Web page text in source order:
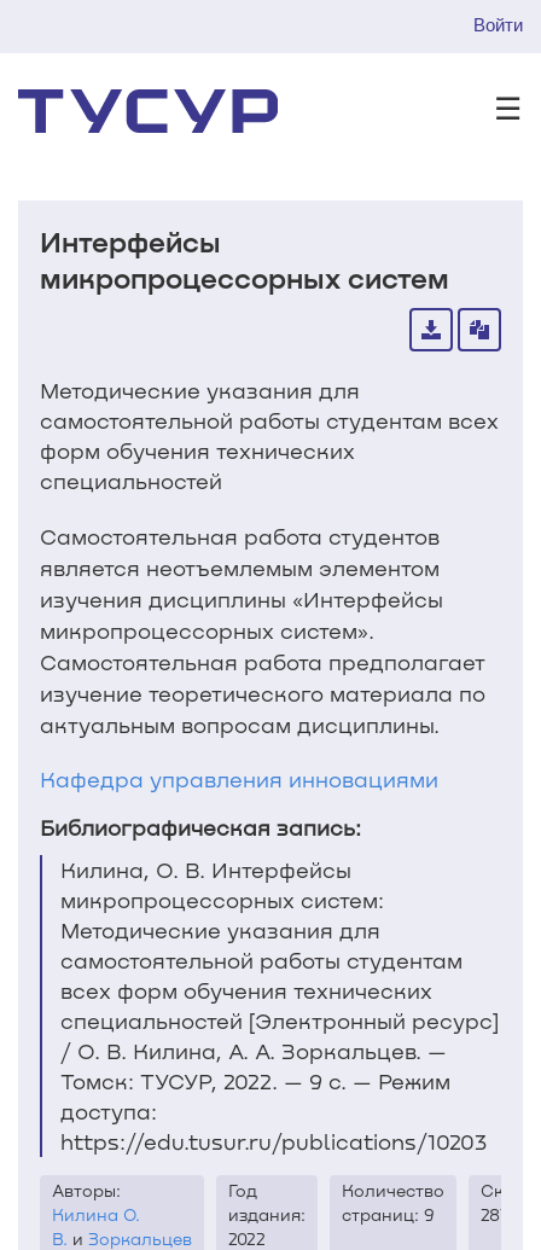
Войти
☰
Интерфейсы
микропроцессорных систем
Методические указания для
самостоятельной работы студентам всех
форм обучения технических
специальностей
Самостоятельная работа студентов
является неотъемлемым элементом
изучения дисциплины «Интерфейсы
микропроцессорных систем».
Самостоятельная работа предполагает
изучение теоретического материала по
актуальным вопросам дисциплины.
Кафедра управления инновациями
Библиографическая запись:
Килина, О. В. Интерфейсы
микропроцессорных систем:
Методические указания для
самостоятельной работы студентам
всех форм обучения технических
специальностей [Электронный ресурс]
/ О. В. Килина, А. А. Зоркальцев. —
Томск: ТУСУР, 2022. — 9 с. — Режим
доступа:
https://edu.tusur.ru/publications/10203
Авторы:
Килина О.
В. и Зоркальцев
Год
издания:
2022
Количество
страниц: 9
287